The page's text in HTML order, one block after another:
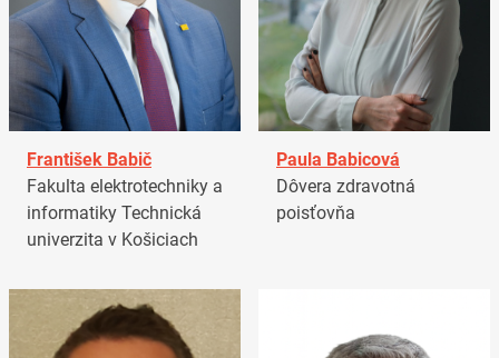
František Babič
Fakulta elektrotechniky a
informatiky Technická
univerzita v Košiciach
Paula Babicová
Dôvera zdravotná
poisťovňa